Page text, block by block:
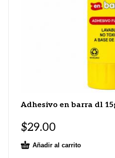
Adhesivo en barra dl
$29.00
Añadir al carrito